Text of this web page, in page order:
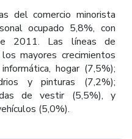
del comercio minorista
ocupado 5,8%, con
2011. Las líneas de
mayores crecimientos
hogar (7,5%);
y pinturas (7,2%);
de vestir (5,5%), y
(5,0%).